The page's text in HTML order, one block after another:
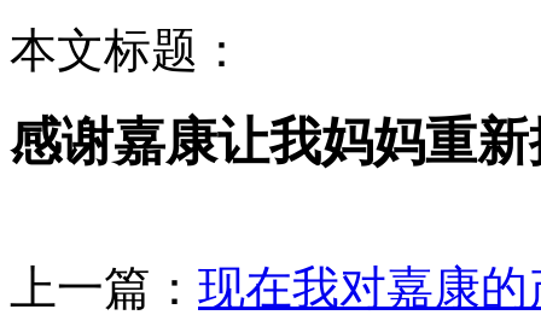
本文标题：
感谢嘉康让我妈妈重
上一篇： 现在我对嘉康